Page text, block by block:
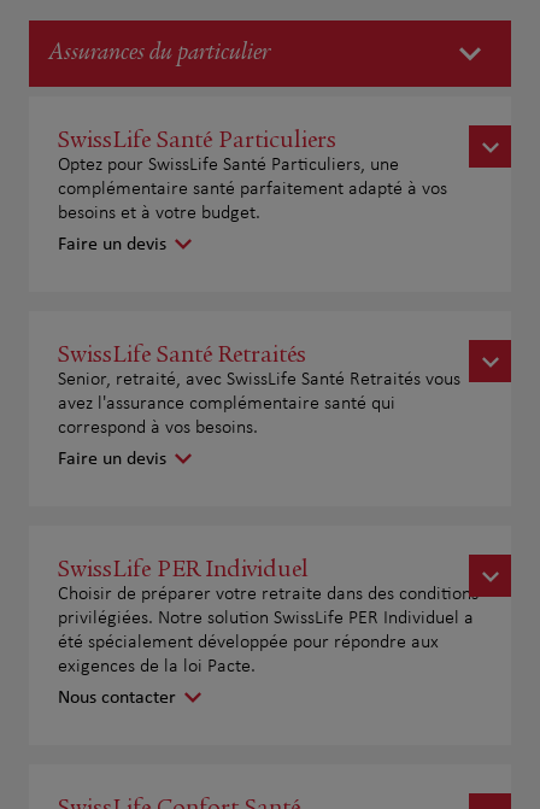
Assurances du particulier
SwissLife Santé Particuliers
Optez pour SwissLife Santé Particuliers, une
complémentaire santé parfaitement adapté à vos
besoins et à votre budget.
Faire un devis
SwissLife Santé Retraités
Senior, retraité, avec SwissLife Santé Retraités vous
avez l'assurance complémentaire santé qui
correspond à vos besoins.
Faire un devis
SwissLife PER Individuel
Choisir de préparer votre retraite dans des conditions
privilégiées. Notre solution SwissLife PER Individuel a
été spécialement développée pour répondre aux
exigences de la loi Pacte.
Nous contacter